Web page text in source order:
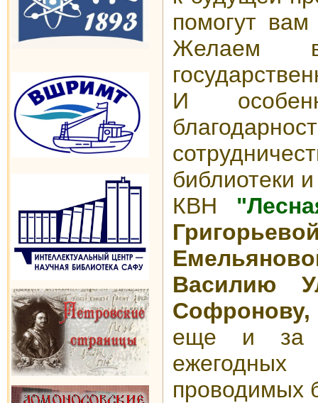
помогут
Желаем
И
библиотеки
КВН
Василию
Софронову,
еще и за
проводимых